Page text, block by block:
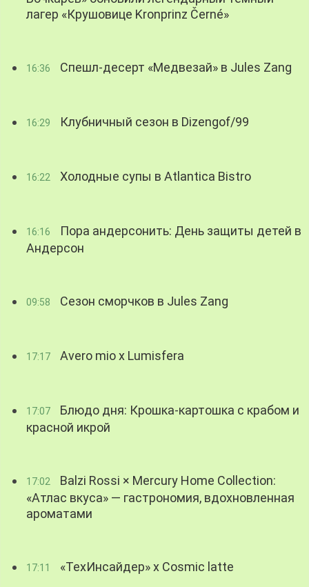
лагер «Крушовице Kronprinz Černé»
16:36 Спешл-десерт «Медвезай» в Jules Zang
16:29 Клубничный сезон в Dizengof/99
16:22 Холодные супы в Atlantica Bistro
16:16
Пора андерсонить: День защиты детей в
Андерсон
09:58 Сезон сморчков в Jules Zang
17:17 Avero mio x Lumisfera
17:07
Блюдо дня: Крошка-картошка с крабом и
красной икрой
17:02
Balzi Rossi × Mercury Home Collection:
«Атлас вкуса» — гастрономия, вдохновленная
ароматами
17:11 «ТехИнсайдер» х Cosmic latte